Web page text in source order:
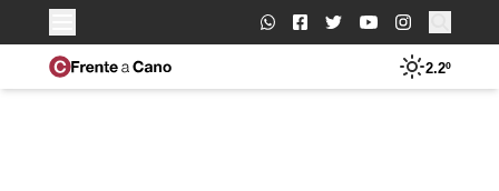
Buscar:
2.2º